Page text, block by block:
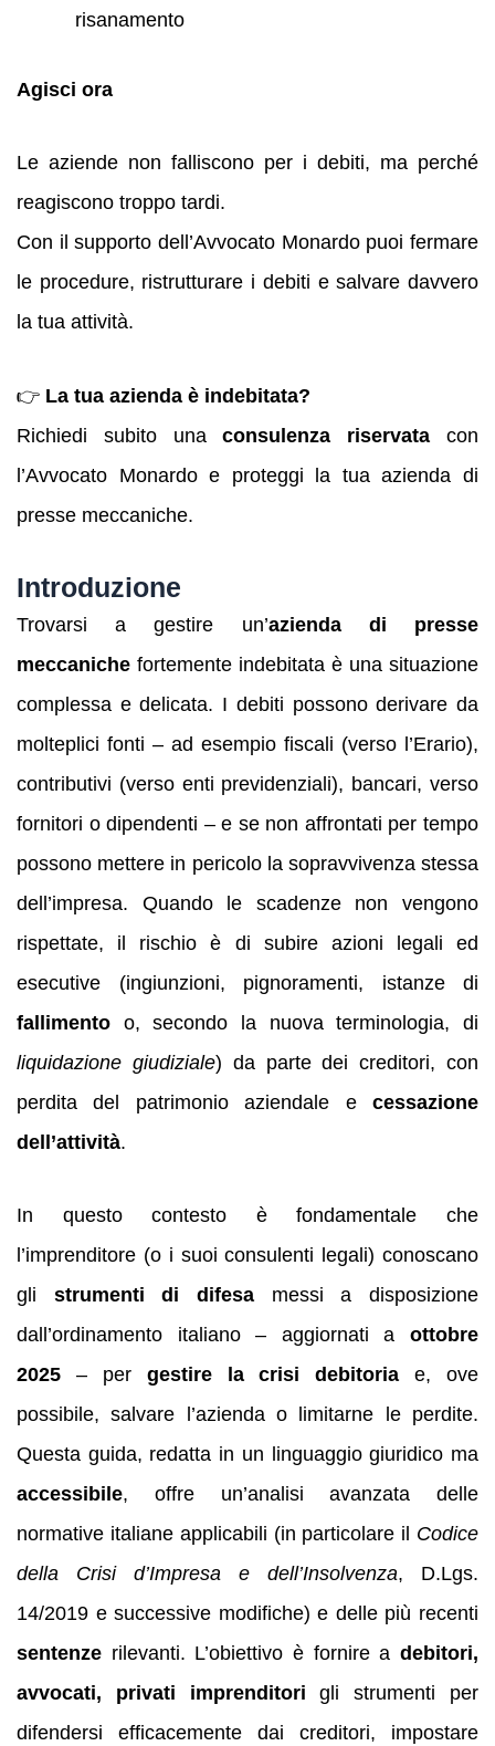
risanamento
Agisci ora
Le aziende non falliscono per i debiti, ma perché
reagiscono troppo tardi.
Con il supporto dell’Avvocato Monardo puoi fermare
le procedure, ristrutturare i debiti e salvare davvero
la tua attività.
👉 La tua azienda è indebitata?
Richiedi subito unaconsulenza riservata con
l’Avvocato Monardo e proteggi la tua azienda di
presse meccaniche.
Introduzione
Trovarsi a gestire un’azienda di presse
meccaniche fortemente indebitata è una situazione
complessa e delicata. I debiti possono derivare da
molteplici fonti – ad esempio fiscali (verso l’Erario),
contributivi (verso enti previdenziali), bancari, verso
fornitori o dipendenti – e se non affrontati per tempo
possono mettere in pericolo la sopravvivenza stessa
dell’impresa. Quando le scadenze non vengono
rispettate, il rischio è di subire azioni legali ed
esecutive (ingiunzioni, pignoramenti, istanze di
fallimento o, secondo la nuova terminologia, di
liquidazione giudiziale) da parte dei creditori, con
perdita del patrimonio aziendale e cessazione
dell’attività.
In questo contesto è fondamentale che
l’imprenditore (o i suoi consulenti legali) conoscano
gli strumenti di difesa messi a disposizione
dall’ordinamento italiano – aggiornati a ottobre
2025 – per gestire la crisi debitoria e, ove
possibile, salvare l’azienda o limitarne le perdite.
Questa guida, redatta in un linguaggio giuridico ma
accessibile, offre un’analisi avanzata delle
normative italiane applicabili (in particolare il Codice
della Crisi d’Impresa e dell’Insolvenza, D.Lgs.
14/2019 e successive modifiche) e delle più recenti
sentenze rilevanti. L’obiettivo è fornire a debitori,
avvocati, privati imprenditori gli strumenti per
difendersi efficacemente dai creditori, impostare